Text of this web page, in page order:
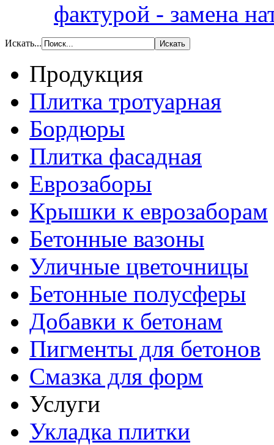
фактурой - замена
Искать...
Продукция
Плитка тротуарная
Бордюры
Плитка фасадная
Еврозаборы
Крышки к еврозаборам
Бетонные вазоны
Уличные цветочницы
Бетонные полусферы
Добавки к бетонам
Пигменты для бетонов
Смазка для форм
Услуги
Укладка плитки